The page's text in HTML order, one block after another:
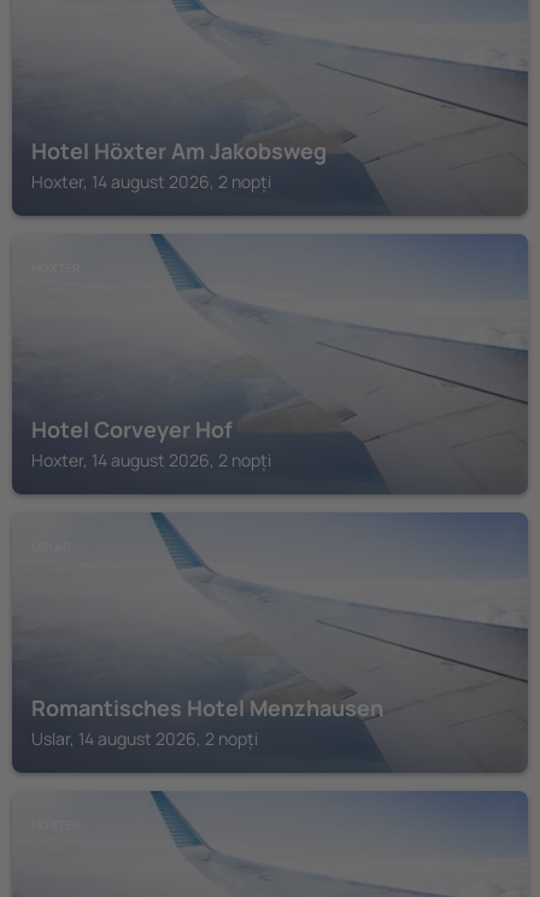
Hotel Höxter Am Jakobsweg
Hoxter, 14 august 2026, 2 nopți
Hotel Corveyer Hof
Hoxter, 14 august 2026, 2 nopți
Romantisches Hotel Menzhausen
Uslar, 14 august 2026, 2 nopți